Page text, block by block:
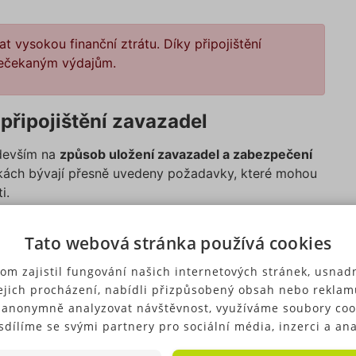
vysokou finanční ztrátu. Díky připojištění
výdajům.
zavazadel
na způsob uložení zavazadel a zabezpečení
bývají přesně uvedeny požadavky, které mohou
.
povinnému ručení nebo havarijnímu pojištění.
podmínky a vybrat to pojištění, které nejlépe
Tato webová stránka používá cookies
zajistil fungování našich internetových stránek,
procházení, nabídli přizpůsobený obsah nebo
analyzovat návštěvnost, využíváme soubory
se svými partnery pro sociální média, inzerci a